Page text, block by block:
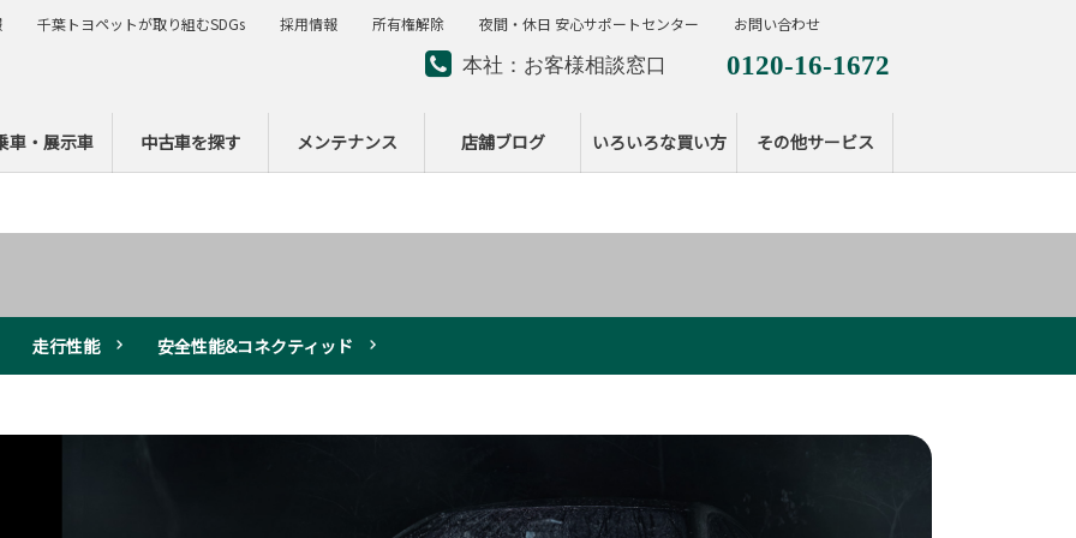
本社：お客様相談窓口 0120-16-1672
ー
車・展示車 中古車を探す メンテナンス 店舗ブログ いろいろな買い方 その他サービス
千葉トヨペットが取り組むSDGs 採用情報 所有権解除 夜間・休日 安心サポートセンター お問い合わせ
走行性能 安全性能&コネクティッド